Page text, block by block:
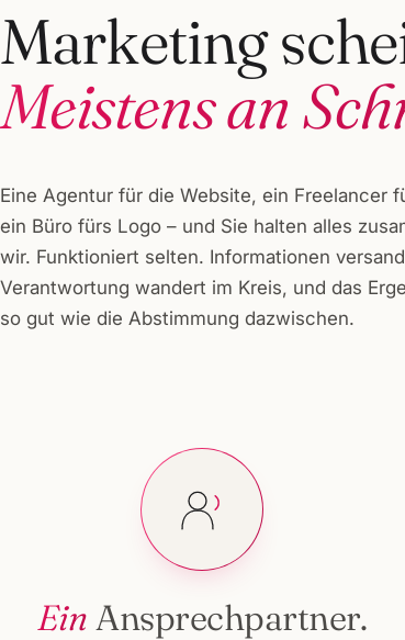
Marketing
Meistens an
Eine Agentur für die Website, ein Freelancer
ein Büro fürs Logo – und Sie halten alles
wir. Funktioniert selten. Informationen
Verantwortung wandert im Kreis, und das
so gut wie die Abstimmung dazwischen.
Ein Ansprechpartner.